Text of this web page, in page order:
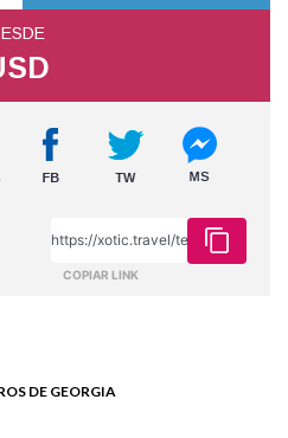
COPIAR LINK
DE GEORGIA